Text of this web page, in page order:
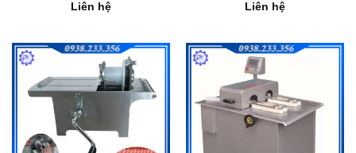
Liên hệ
Liên hệ